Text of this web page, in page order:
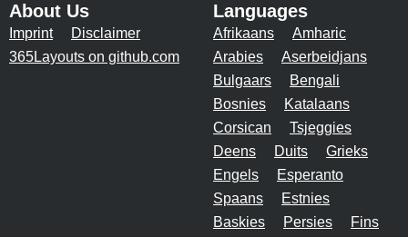
About Us
Imprint
Disclaimer
365Layouts on github.com
Languages
Afrikaans
Amharic
Arabies
Aserbeidjans
Bulgaars
Bengali
Bosnies
Katalaans
Corsican
Tsjeggies
Deens
Duits
Grieks
Engels
Esperanto
Spaans
Estnies
Baskies
Persies
Fins